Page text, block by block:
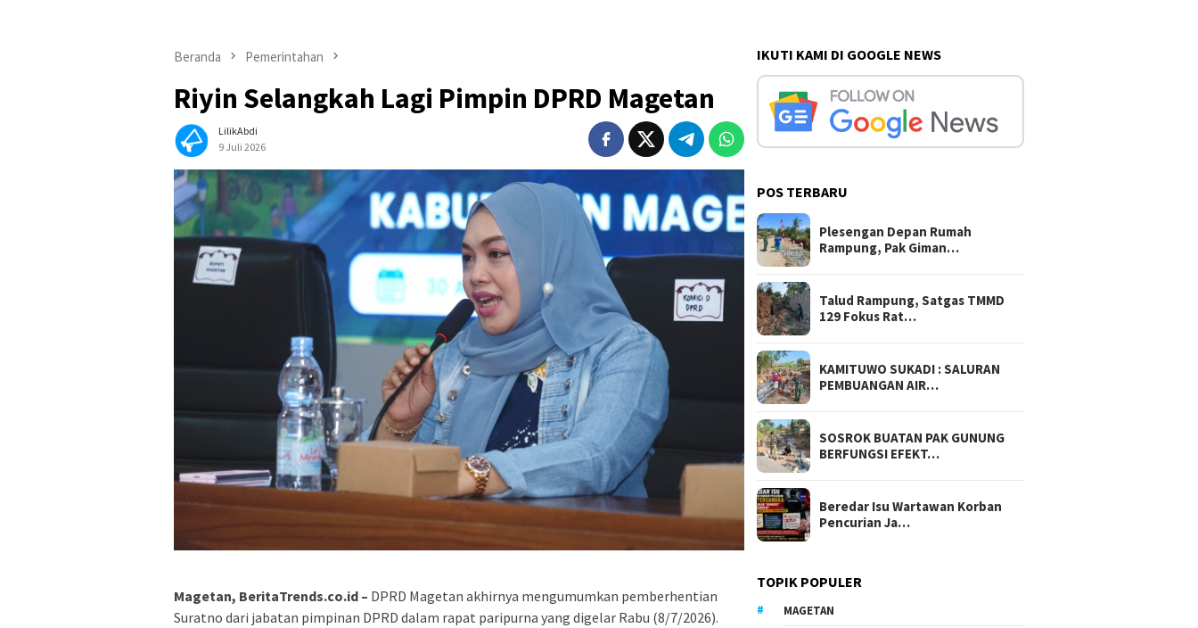
Beranda Pemerintahan
Riyin Selangkah Lagi Pimpin DPRD Magetan
LilikAbdi
9 Juli 2026
Magetan, BeritaTrends.co.id – DPRD Magetan akhirnya mengumumkan pemberhentian
Suratno dari jabatan pimpinan DPRD dalam rapat paripurna yang digelar Rabu (8/7/2026).
IKUTI KAMI DI GOOGLE NEWS
POS TERBARU
Plesengan Depan Rumah
Rampung, Pak Giman…
Talud Rampung, Satgas TMMD
129 Fokus Rat…
KAMITUWO SUKADI : SALURAN
PEMBUANGAN AIR…
SOSROK BUATAN PAK GUNUNG
BERFUNGSI EFEKT…
Beredar Isu Wartawan Korban
Pencurian Ja…
TOPIK POPULER
MAGETAN